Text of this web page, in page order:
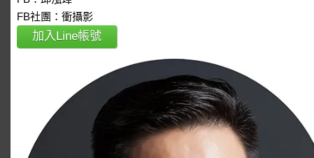
FB社團：衝攝影
加入Line帳號